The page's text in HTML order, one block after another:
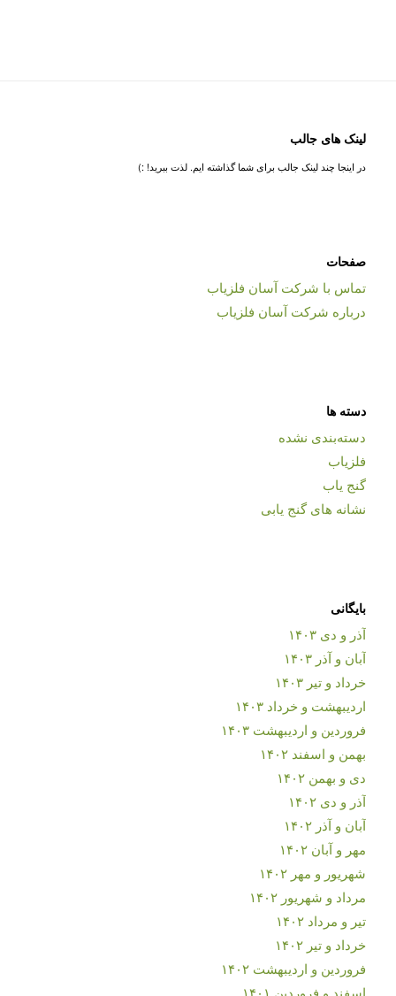
لینک های جالب
در اینجا چند لینک جالب برای شما گذاشته ایم. لذت ببرید! :)
صفحات
تماس با شرکت آسان فلزیاب
درباره شرکت آسان فلزیاب
دسته ها
دسته‌بندی نشده
فلزیاب
گنج یاب
نشانه های گنج یابی
بایگانی
آذر و دی ۱۴۰۳
آبان و آذر ۱۴۰۳
خرداد و تیر ۱۴۰۳
اردیبهشت و خرداد ۱۴۰۳
فروردین و اردیبهشت ۱۴۰۳
بهمن و اسفند ۱۴۰۲
دی و بهمن ۱۴۰۲
آذر و دی ۱۴۰۲
آبان و آذر ۱۴۰۲
مهر و آبان ۱۴۰۲
شهریور و مهر ۱۴۰۲
مرداد و شهریور ۱۴۰۲
تیر و مرداد ۱۴۰۲
خرداد و تیر ۱۴۰۲
فروردین و اردیبهشت ۱۴۰۲
اسفند و فروردین ۱۴۰۱